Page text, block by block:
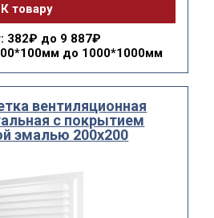
К товару
382₽ до 9 887₽
до 1000*1000мм
вентиляционная
с покрытием
эмалью 200х200